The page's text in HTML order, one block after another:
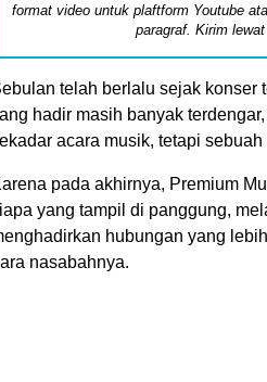
format video untuk plaftform Youtube
paragraf. Kirim
telah berlalu sejak konser
hadir masih banyak
acara musik, tetapi
pada akhirnya, Premium
yang tampil di panggung,
hubungan yang
nasabahnya.